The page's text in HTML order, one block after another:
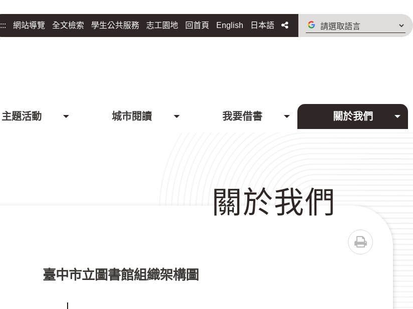
::: 網站導覽 全文檢索 學生公共服務 志工園地 回首頁 English 日本語 分享
請
選
主題活動 城市閱讀 我要借書 關於我們
關於我們
臺中市立圖書館組織架構圖